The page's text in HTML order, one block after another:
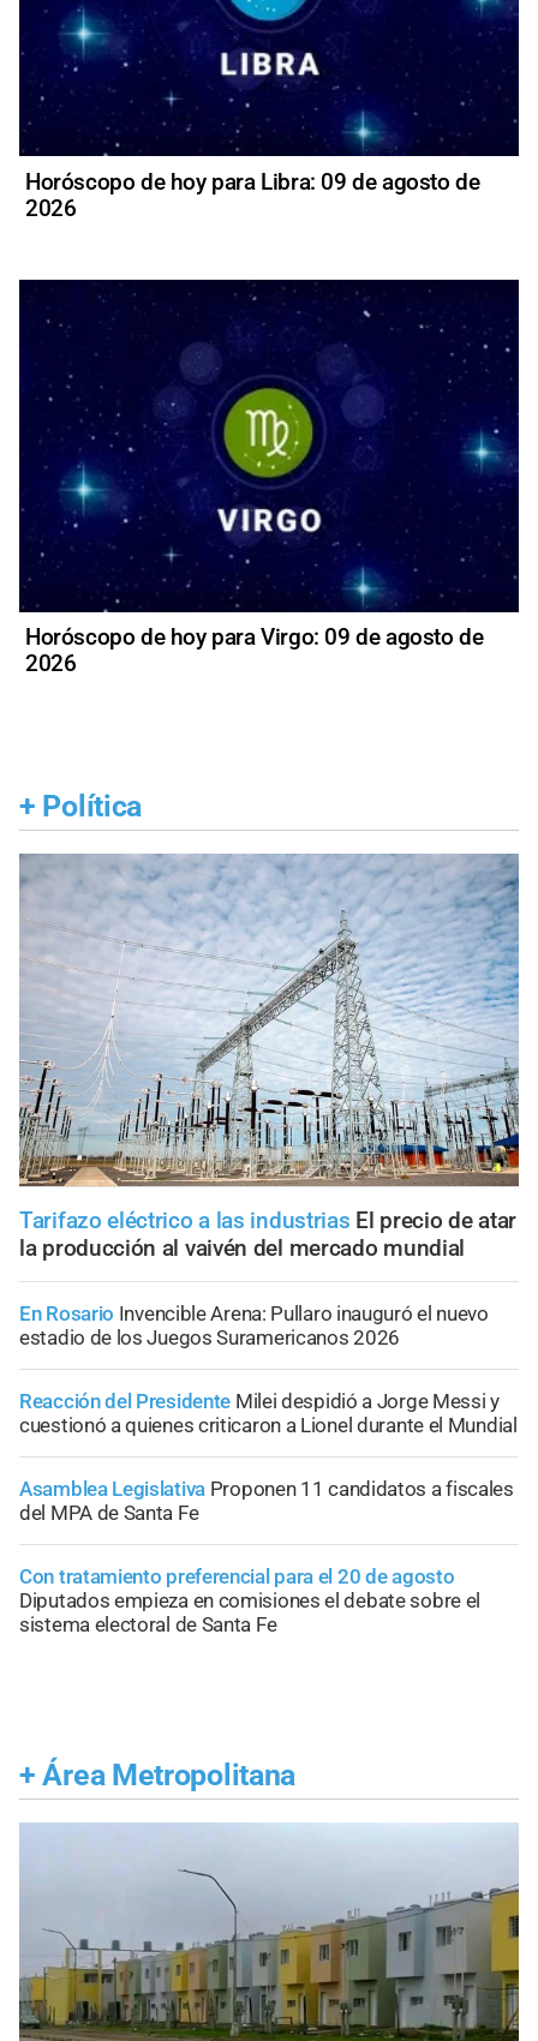
Horóscopo de hoy para Libra: 09 de agosto de
2026
Horóscopo de hoy para Virgo: 09 de agosto de
2026
+ Política
Tarifazo eléctrico a las industrias El precio de atar
la producción al vaivén del mercado mundial
En Rosario Invencible Arena: Pullaro inauguró el nuevo
estadio de los Juegos Suramericanos 2026
Reacción del Presidente Milei despidió a Jorge Messi y
cuestionó a quienes criticaron a Lionel durante el Mundial
Asamblea Legislativa Proponen 11 candidatos a fiscales
del MPA de Santa Fe
Con tratamiento preferencial para el 20 de agosto
Diputados empieza en comisiones el debate sobre el
sistema electoral de Santa Fe
+ Área Metropolitana